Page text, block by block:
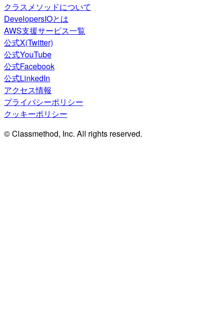
クラスメソッドについて
DevelopersIOとは
AWS支援サービス一覧
公式X(Twitter)
公式YouTube
公式Facebook
公式LinkedIn
アクセス情報
プライバシーポリシー
クッキーポリシー
© Classmethod, Inc. All rights reserved.